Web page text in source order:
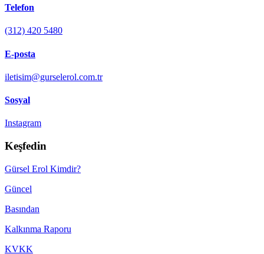
Telefon
(312) 420 5480
E-posta
iletisim@gurselerol.com.tr
Sosyal
Instagram
Keşfedin
Gürsel Erol Kimdir?
Güncel
Basından
Kalkınma Raporu
KVKK